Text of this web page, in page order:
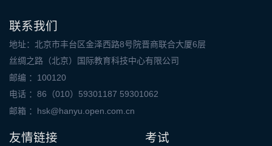
联系我们
地址：北京市丰台区金泽西路8号院晋商联合大厦6层
丝绸之路（北京）国际教育科技中心有限公司
邮编 ：100120
电话 ：86（010）59301187 59301062
邮箱 ： hsk@hanyu.open.com.cn
友情链接 考试